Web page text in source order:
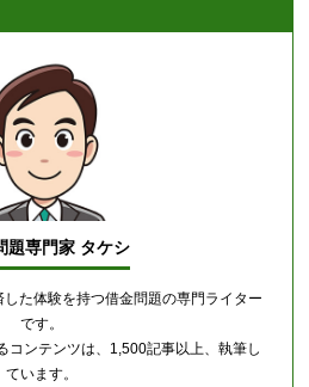
題専門家 タケシ
た体験を持つ借金問題の専門ライター
です。
コンテンツは、1,500記事以上、執筆し
ています。